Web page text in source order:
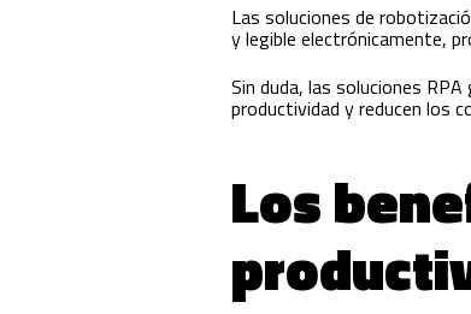
Las soluciones de
y legible electrónicamente,
Sin duda, las soluciones
productividad y reducen los
Los